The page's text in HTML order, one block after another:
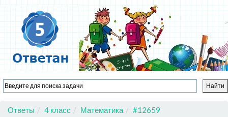
Ответы 4 класс Математика #12659